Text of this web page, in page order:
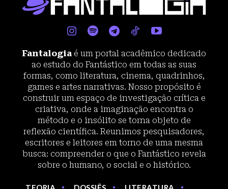
Fantalogia é um portal acadêmico dedicado
ao estudo do Fantástico em todas as suas
formas, como literatura, cinema, quadrinhos,
games e artes narrativas. Nosso propósito é
construir um espaço de investigação crítica e
criativa, onde a imaginação encontra o
método e o insólito se torna objeto de
reflexão científica. Reunimos pesquisadores,
escritores e leitores em torno de uma mesma
busca: compreender o que o Fantástico revela
sobre o humano, o social e o histórico.